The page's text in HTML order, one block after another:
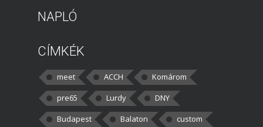
NAPLÓ
CÍMKÉK
meet ACCH
Komárom
pre65
Lurdy
DNY
Budapest
Balaton
custom